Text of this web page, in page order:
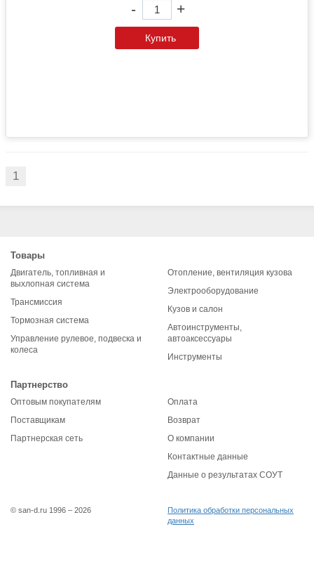
- +
Купить
1
Товары
Двигатель, топливная и
выхлопная система
Трансмиссия
Тормозная система
Управление рулевое, подвеска и
колеса
Отопление, вентиляция кузова
Электрооборудование
Кузов и салон
Автоинструменты,
автоаксессуары
Инструменты
Партнерство
Оптовым покупателям
Поставщикам
Партнерская сеть
Оплата
Возврат
О компании
Контактные данные
Данные о результатах СОУТ
© san-d.ru 1996 – 2026
Политика обработки персональных
данных